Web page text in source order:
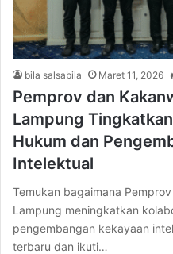
bila salsabila Maret 11, 2026
Pemprov dan
Lampung
Hukum dan
Intelektual
Temukan bagaimana
Lampung meningkatkan
pengembangan kekayaan
terbaru dan ikuti…